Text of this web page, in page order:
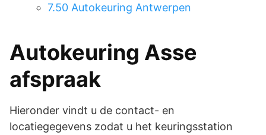
7.50 Autokeuring Antwerpen
Autokeuring Asse
afspraak
Hieronder vindt u de contact- en
locatiegegevens zodat u het keuringsstation